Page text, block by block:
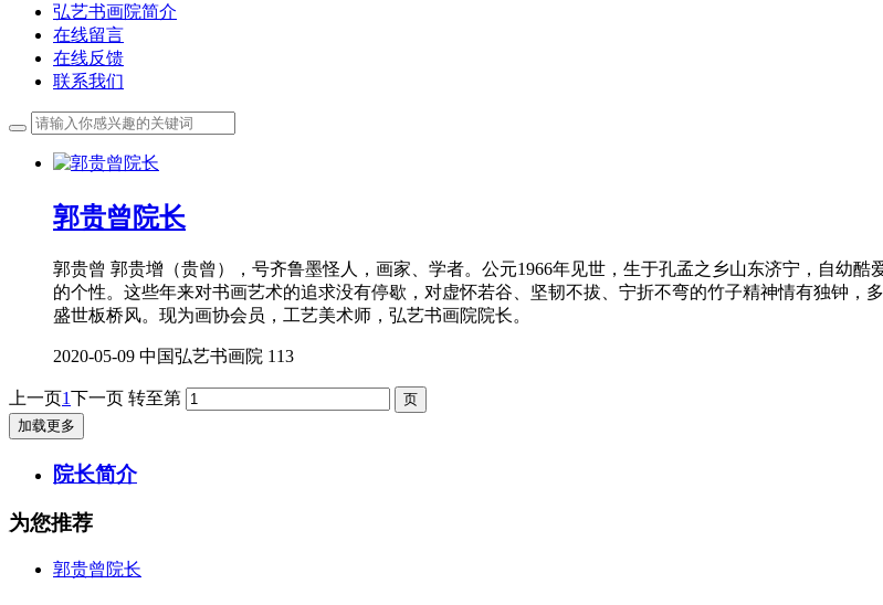
弘艺书画院简介
在线留言
在线反馈
联系我们
郭贵曾院长
郭贵曾 郭贵增（贵曾），号齐鲁墨怪人，画家、学者。公元1966年见世，生于孔孟之乡山东济宁，自幼
的个性。这些年来对书画艺术的追求没有停歇，对虚怀若谷、坚韧不拔、宁折不弯的竹子精神情有独钟
盛世板桥风。现为画协会员，工艺美术师，弘艺书画院院长。
2020-05-09 中国弘艺书画院 113
上一页1下一页 转至第
加载更多
院长简介
为您推荐
郭贵曾院长